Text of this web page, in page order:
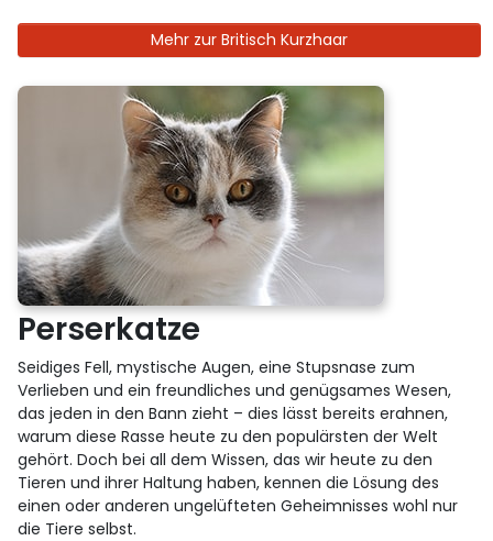
Mehr zur Britisch Kurzhaar
Perserkatze
Seidiges Fell, mystische Augen, eine Stupsnase zum
Verlieben und ein freundliches und genügsames Wesen,
das jeden in den Bann zieht – dies lässt bereits erahnen,
warum diese Rasse heute zu den populärsten der Welt
gehört. Doch bei all dem Wissen, das wir heute zu den
Tieren und ihrer Haltung haben, kennen die Lösung des
einen oder anderen ungelüfteten Geheimnisses wohl nur
die Tiere selbst.